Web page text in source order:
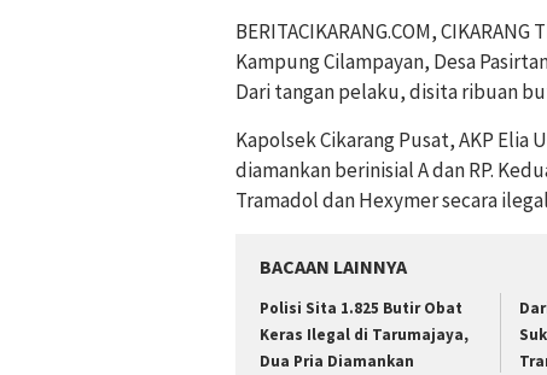
BERITACIKARANG.COM,
Kampung Cilampayan, Desa
Dari tangan pelaku, disita ribuan
Kapolsek Cikarang Pusat, AKP
diamankan berinisial A dan RP.
Tramadol dan Hexymer secara
BACAAN LAINNYA
Polisi Sita 1.825 Butir Obat
Keras Ilegal di Tarumajaya,
Dua Pria Diamankan